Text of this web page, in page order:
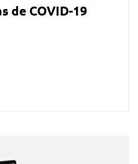
de COVID-19